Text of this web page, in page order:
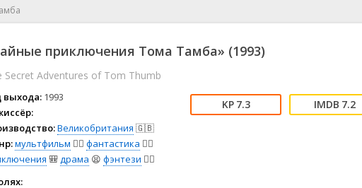
🕺 Мюзикл
👨‍💼 Новости
Реальное тв
👨‍👩‍👧‍👦 Семейный
Ток-шоу
😱 Ужасы
Фантастика
🤠 Фильм-нуар
🧝‍♂️ Фэнтези
Церемония
приключения Тома Тамба» (1993)
Secret Adventures of Tom Thumb
выхода: 1993
Великобритания 🇬🇧
мультфильм 🧚‍♀️ фантастика 🧙‍♀️
🎒драма 😫 фэнтези 🧝‍♂️
7.3 7.2